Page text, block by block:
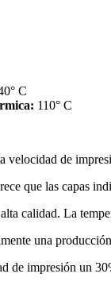
C
110° C
de
que las capas
calidad. La
una
impresión un